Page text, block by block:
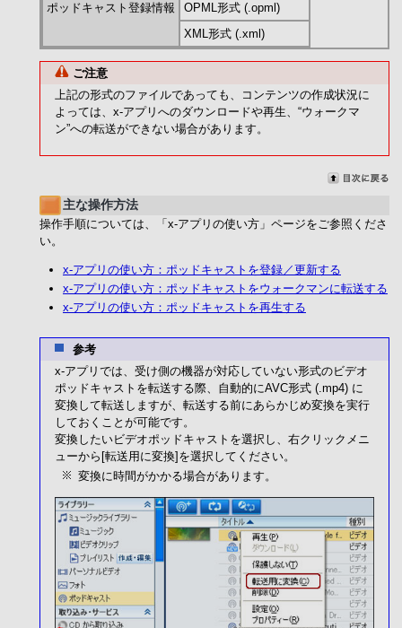
ポッドキャスト登録情報
OPML形式 (.opml)
XML形式 (.xml)
ご注意
上記の形式のファイルであっても、コンテンツの作成状況に
よっては、x-アプリへのダウンロードや再生、“ウォークマ
ン”への転送ができない場合があります。
主な操作方法
操作手順については、「x-アプリの使い方」ページをご参照くださ
い。
x-アプリの使い方：ポッドキャストを登録／更新する
x-アプリの使い方：ポッドキャストをウォークマンに転送する
x-アプリの使い方：ポッドキャストを再生する
参考
x-アプリでは、受け側の機器が対応していない形式のビデオ
ポッドキャストを転送する際、自動的にAVC形式 (.mp4) に
変換して転送しますが、転送する前にあらかじめ変換を実行
しておくことが可能です。
変換したいビデオポッドキャストを選択し、右クリックメニ
ューから[転送用に変換]を選択してください。
変換に時間がかかる場合があります。